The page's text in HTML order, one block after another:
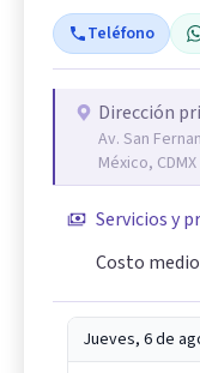
Teléfono
Dirección
Av. San
México, CDMX
Servicios y
Costo
Jueves, 6 de